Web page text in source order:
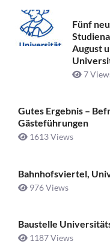
Fünf
August
7
Gutes Ergebnis –
Gästeführungen
1613 Views
Bahnhofsviertel,
976 Views
Baustelle
1187 Views